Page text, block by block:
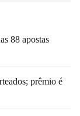
88 apostas
prêmio é